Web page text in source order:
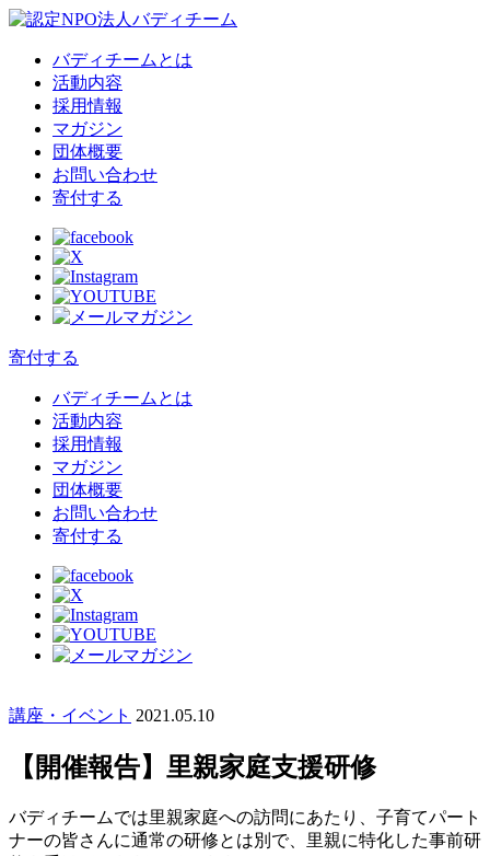
バディチームとは
活動内容
採用情報
マガジン
団体概要
お問い合わせ
寄付する
寄付する
バディチームとは
活動内容
採用情報
マガジン
団体概要
お問い合わせ
寄付する
講座・イベント 2021.05.10
【開催報告】里親家庭支援研修
バディチームでは里親家庭への訪問にあたり、子育てパート
ナーの皆さんに通常の研修とは別で、里親に特化した事前研